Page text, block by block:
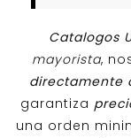
Catalogos
mayorista,
directamente
garantiza
una orden